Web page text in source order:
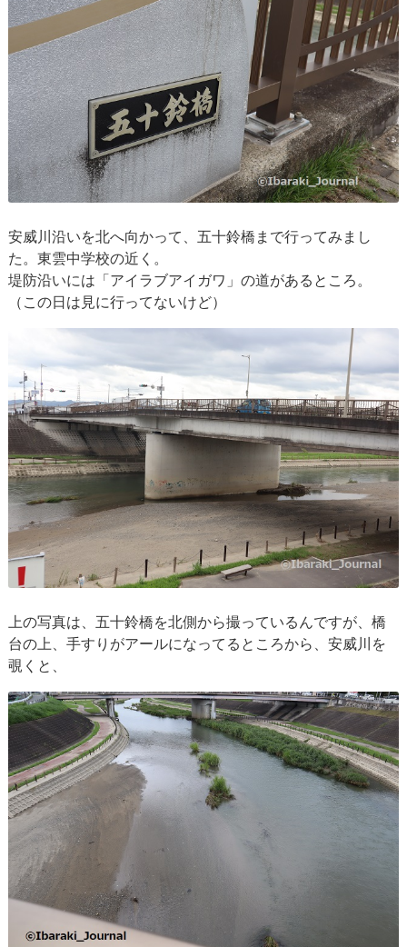
安威川沿いを北へ向かって、五十鈴橋まで行ってみまし
た。東雲中学校の近く。
堤防沿いには「アイラブアイガワ」の道があるところ。
（この日は見に行ってないけど）
上の写真は、五十鈴橋を北側から撮っているんですが、橋
台の上、手すりがアールになってるところから、安威川を
覗くと、